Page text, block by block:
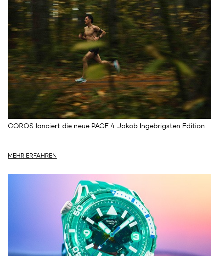
COROS lanciert die neue PACE 4 Jakob Ingebrigsten Edition
MEHR ERFAHREN